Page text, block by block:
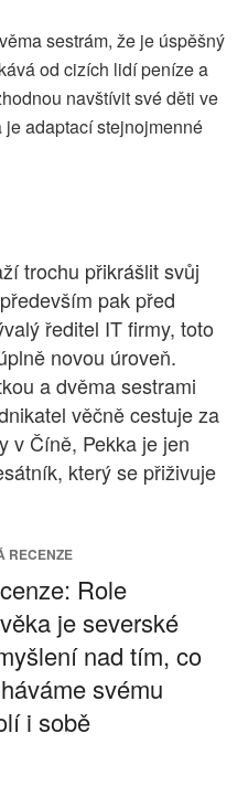
sestrám, že je úspěšný
od cizích lidí peníze a
navštívit své děti ve
adaptací stejnojmenné
trochu přikrášlit svůj
pak před
ředitel IT firmy, toto
novou úroveň.
a dvěma sestrami
věčně cestuje za
v Číně, Pekka je jen
který se přiživuje
RECENZE
Role
je severské
nad tím, co
svému
i sobě